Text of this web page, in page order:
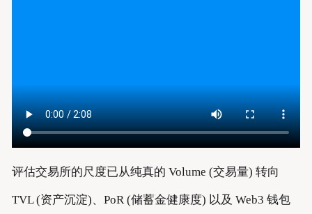
评估交易所的尺度已从纯真的 Volume (交易量) 转向
TVL (资产沉淀)、PoR (储蓄金健康度) 以及 Web3 钱包